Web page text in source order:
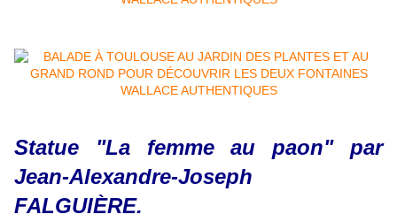
Statue "La femme au paon" par
Jean-Alexandre-Joseph
FALGUIÈRE.